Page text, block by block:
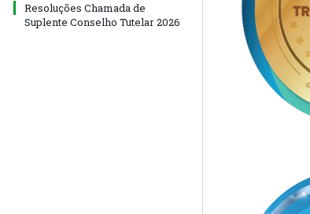
Resoluções Chamada de
Suplente Conselho Tutelar 2026